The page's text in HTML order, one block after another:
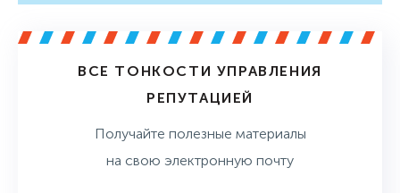
ВСЕ ТОНКОСТИ УПРАВЛЕНИЯ
РЕПУТАЦИЕЙ
Получайте полезные материалы
на свою электронную почту